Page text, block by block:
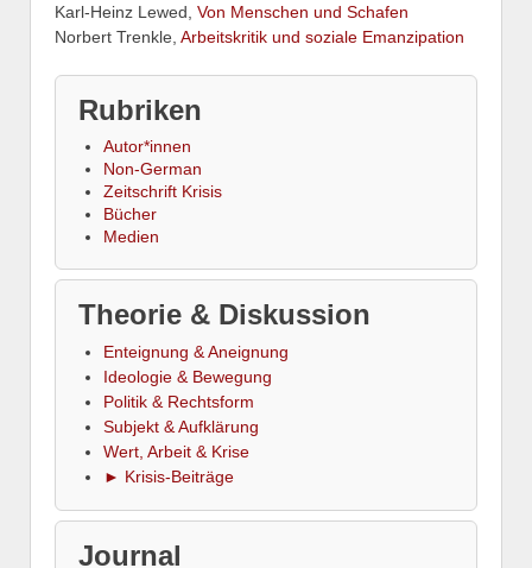
Karl-Heinz Lewed, Von Menschen und Schafen
Norbert Trenkle, Arbeitskritik und soziale Emanzipation
Rubriken
Autor*innen
Non-German
Zeitschrift Krisis
Bücher
Medien
Theorie & Diskussion
Enteignung & Aneignung
Ideologie & Bewegung
Politik & Rechtsform
Subjekt & Aufklärung
Wert, Arbeit & Krise
► Krisis-Beiträge
Journal